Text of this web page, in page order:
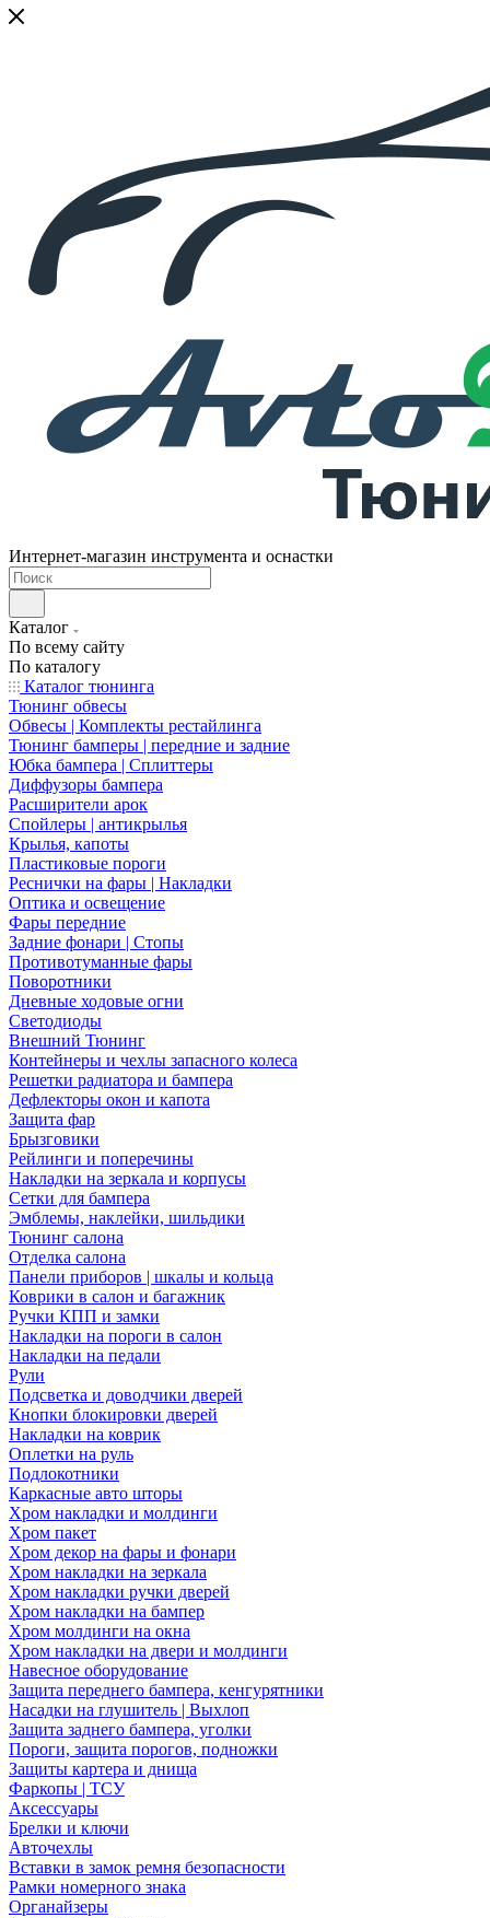
Интернет-магазин инструмента и оснастки
Каталог
По всему сайту
По каталогу
Каталог тюнинга
Тюнинг обвесы
Обвесы | Комплекты рестайлинга
Тюнинг бамперы | передние и задние
Юбка бампера | Сплиттеры
Диффузоры бампера
Расширители арок
Спойлеры | антикрылья
Крылья, капоты
Пластиковые пороги
Реснички на фары | Накладки
Оптика и освещение
Фары передние
Задние фонари | Стопы
Противотуманные фары
Поворотники
Дневные ходовые огни
Светодиоды
Внешний Тюнинг
Контейнеры и чехлы запасного колеса
Решетки радиатора и бампера
Дефлекторы окон и капота
Защита фар
Брызговики
Рейлинги и поперечины
Накладки на зеркала и корпусы
Сетки для бампера
Эмблемы, наклейки, шильдики
Тюнинг салона
Отделка салона
Панели приборов | шкалы и кольца
Коврики в салон и багажник
Ручки КПП и замки
Накладки на пороги в салон
Накладки на педали
Рули
Подсветка и доводчики дверей
Кнопки блокировки дверей
Накладки на коврик
Оплетки на руль
Подлокотники
Каркасные авто шторы
Хром накладки и молдинги
Хром пакет
Хром декор на фары и фонари
Хром накладки на зеркала
Хром накладки ручки дверей
Хром накладки на бампер
Хром молдинги на окна
Хром накладки на двери и молдинги
Навесное оборудование
Защита переднего бампера, кенгурятники
Насадки на глушитель | Выхлоп
Защита заднего бампера, уголки
Пороги, защита порогов, подножки
Защиты картера и днища
Фаркопы | ТСУ
Аксессуары
Брелки и ключи
Авточехлы
Вставки в замок ремня безопасности
Рамки номерного знака
Органайзеры